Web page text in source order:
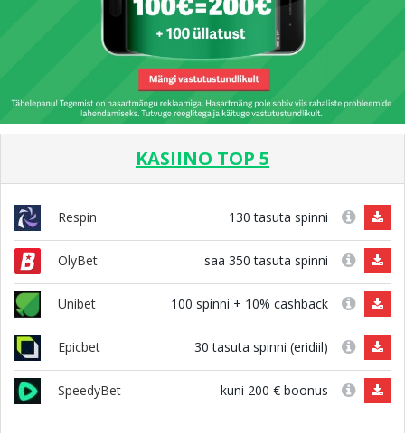
KASIINO TOP 5
Respin 130 tasuta spinni
OlyBet saa 350 tasuta spinni
Unibet 100 spinni + 10% cashback
Epicbet 30 tasuta spinni (eridiil)
SpeedyBet kuni 200 € boonus